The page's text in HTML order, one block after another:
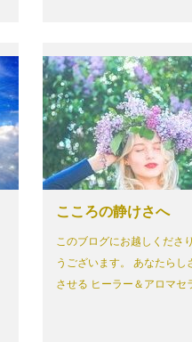
こころの静けさへ
このブログにお越しくださ
うございます。 あなたらし
させる ヒーラー＆アロマ